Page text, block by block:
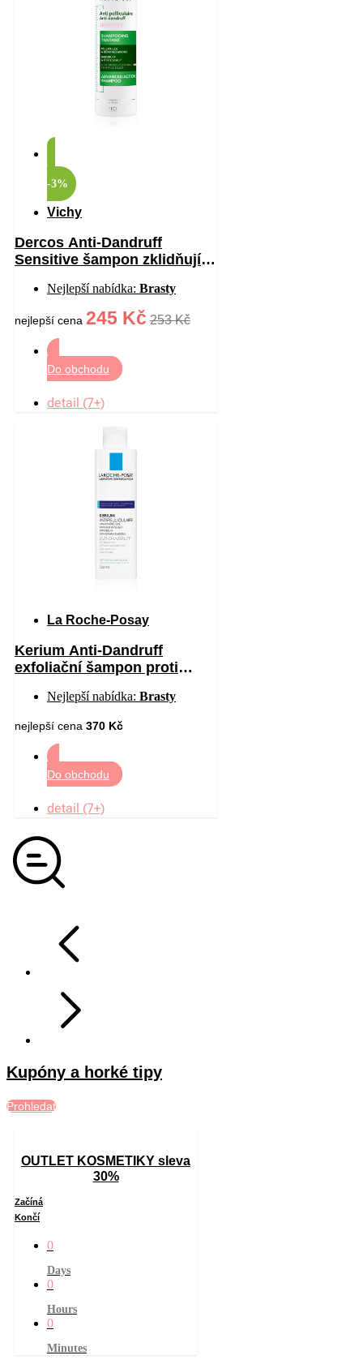
-3%
Vichy
Dercos Anti-Dandruff
Sensitive šampon zklidňující
lupům 200 ml
Nejlepší nabídka: Brasty
nejlepší cena 245 Kč 253 Kč
Do obchodu
detail (7+)
La Roche-Posay
Kerium Anti-Dandruff
exfoliační šampon proti
Nejlepší nabídka: Brasty
nejlepší cena 370 Kč
Do obchodu
detail (7+)
Kupóny a horké tipy
Prohledat
OUTLET KOSMETIKY sleva
30%
Začíná
Končí
0
Days
0
Hours
0
Minutes